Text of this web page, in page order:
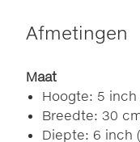
Afmetingen
Maat
Hoogte: 5 inch
Breedte: 30
Diepte: 6 inch